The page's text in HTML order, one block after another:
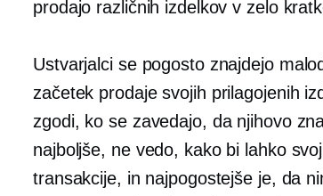
prodajo različnih izdelkov v zelo
Ustvarjalci se pogosto znajdejo
začetek prodaje svojih prilagojenih
zgodi, ko se zavedajo, da njihovo
najboljše, ne vedo, kako bi lahko
transakcije, in najpogostejše je, da